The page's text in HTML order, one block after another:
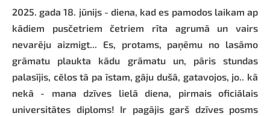
2025. gada 18. jūnijs - diena, kad es pamodos laikam ap
kādiem pusčetriem četriem rīta agrumā un vairs
nevarēju aizmigt... Es, protams, paņēmu no lasāmo
grāmatu plaukta kādu grāmatu un, pāris stundas
palasījis, cēlos tā pa īstam, gāju dušā, gatavojos, jo.. kā
nekā - mana dzīves lielā diena, pirmais oficiālais
universitātes diploms! Ir pagājis garš dzīves posms